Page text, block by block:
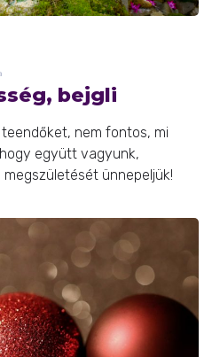
bejgli
nem fontos, mi
együtt vagyunk,
ünnepeljük!